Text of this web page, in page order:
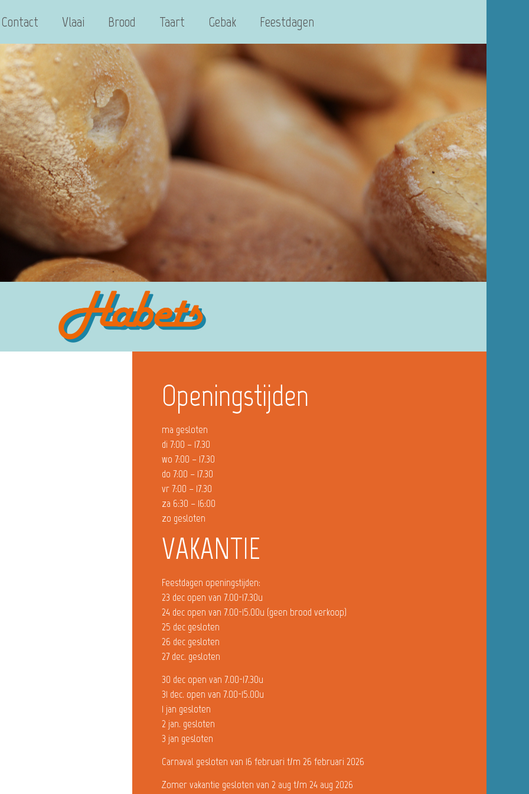
Contact Vlaai Brood Taart Gebak Feestdagen
Openingstijden
ma gesloten
di 7:00 – 17.30
wo 7:00 – 17.30
do 7:00 – 17.30
vr 7:00 – 17.30
za 6:30 – 16:00
zo gesloten
VAKANTIE
Feestdagen openingstijden:
23 dec open van 7.00-17.30u
24 dec open van 7.00-15.00u (geen brood verkoop)
25 dec gesloten
26 dec gesloten
27 dec. gesloten
30 dec open van 7.00-17.30u
31 dec. open van 7.00-15.00u
1 jan gesloten
2 jan. gesloten
3 jan gesloten
Carnaval gesloten van 16 februari t/m 26 februari 2026
Zomer vakantie gesloten van 2 aug t/m 24 aug 2026